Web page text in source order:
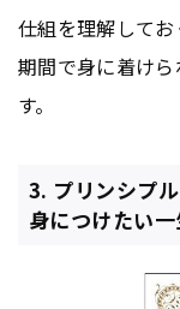
仕組を理解して
期間で身に着け
す。
3. プリンシプ
身につけたい